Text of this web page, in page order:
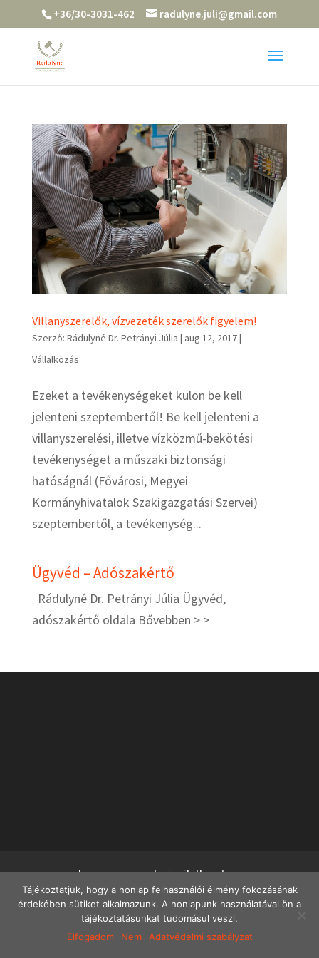
+36/30-3031-462 radulyne.juli@gmail.com
Villanyszerelők, vízvezeték szerelők figyelem!
Szerző: Rádulyné Dr. Petrányi Júlia | aug 12, 2017|
Vállalkozás
Ezeket a tevékenységeket külön be kell
jelenteni szeptembertől! Be kell jelenteni a
villanyszerelési, illetve vízközmű-bekötési
tevékenységet a műszaki biztonsági
hatóságnál (Fővárosi, Megyei
Kormányhivatalok Szakigazgatási Szervei)
szeptembertől, a tevékenység...
Ügyvéd – Adószakértő
Rádulyné Dr. Petrányi Júlia Ügyvéd,
adószakértő oldala Bővebben > >
Impresszum
Jogi nyilatkozat
Adatvédelmi szabályzat
Adatvédelmi tájékoztató
Tájékoztatjuk, hogy a honlap felhasználói élmény fokozásának
érdekében sütiket alkalmazunk. A honlapunk használatával ön a
tájékoztatásunkat tudomásul veszi.
Elfogadom
Nem Adatvédelmi szabályzat